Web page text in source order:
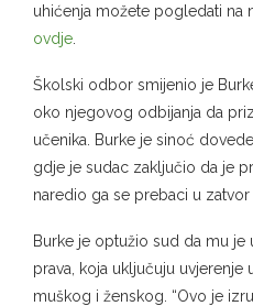
uhićenja možete pogledati na
ovdje
Školski odbor smijenio je
oko njegovog odbijanja da
učenika. Burke je sinoć
gdje je sudac zaključio da je
naredio ga se prebaci u zatvor
Burke je optužio sud da mu je
prava, koja uključuju uvjerenje
muškog i ženskog. “Ovo je